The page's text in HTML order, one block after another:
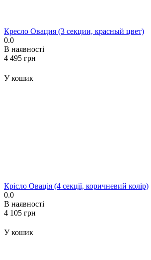
Кресло Овация (3 секции, красный цвет)
0.0
В наявності
‍4 495‍ грн
У кошик
Крісло Овація (4 секції, коричневий колір)
0.0
В наявності
‍4 105‍ грн
У кошик